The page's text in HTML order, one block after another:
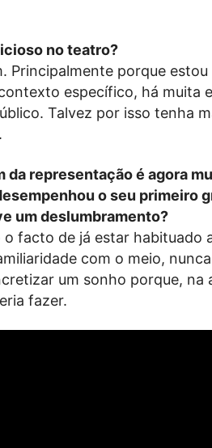
no teatro?
Principalmente porque
específico, há muita
Talvez por isso tenha
da representação é agora
o seu primeiro
um deslumbramento?
o facto de já estar habituado
com o meio,
um sonho porque, na
fazer.